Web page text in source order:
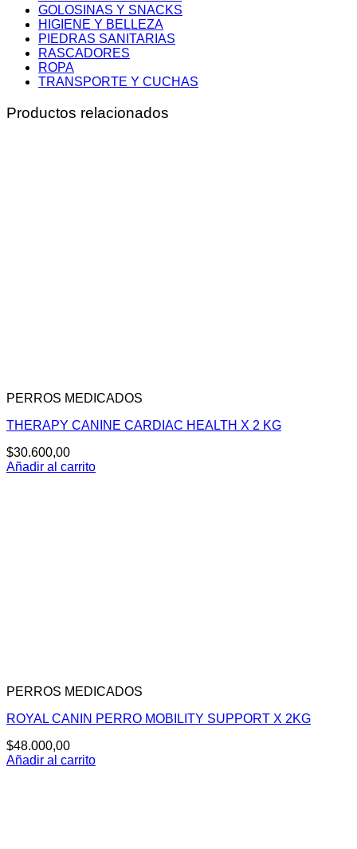
GOLOSINAS Y SNACKS
HIGIENE Y BELLEZA
PIEDRAS SANITARIAS
RASCADORES
ROPA
TRANSPORTE Y CUCHAS
Productos relacionados
PERROS MEDICADOS
THERAPY CANINE CARDIAC HEALTH X 2 KG
$30.600,00
Añadir al carrito
PERROS MEDICADOS
ROYAL CANIN PERRO MOBILITY SUPPORT X 2KG
$48.000,00
Añadir al carrito